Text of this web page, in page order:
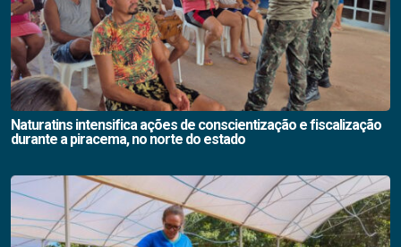
Naturatins intensifica ações de conscientização e fiscalização
durante a piracema, no norte do estado